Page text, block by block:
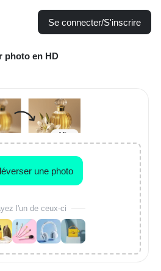
Se connecter/S'inscrire
photo en HD
une photo
l'un de ceux-ci